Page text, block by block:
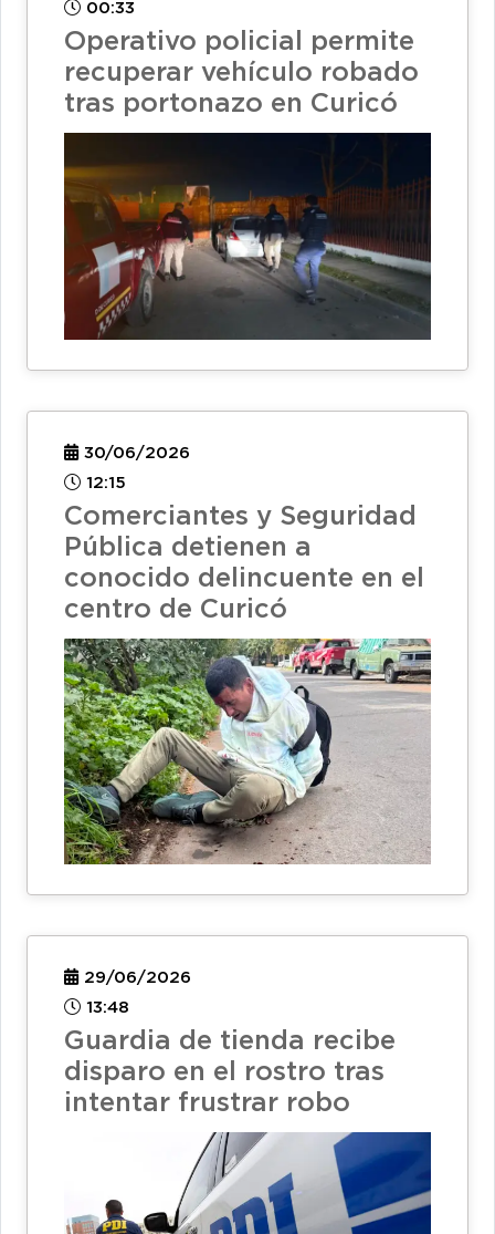
00:33
Operativo policial permite
recuperar vehículo robado
tras portonazo en Curicó
30/06/2026
12:15
Comerciantes y Seguridad
Pública detienen a
conocido delincuente en el
centro de Curicó
29/06/2026
13:48
Guardia de tienda recibe
disparo en el rostro tras
intentar frustrar robo